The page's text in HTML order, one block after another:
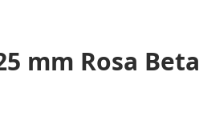
mm Rosa Beta